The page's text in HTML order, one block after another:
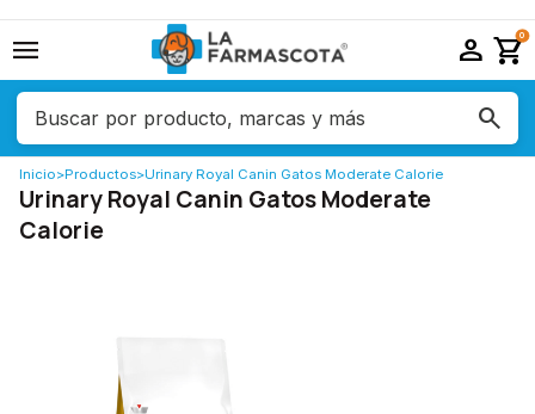
menu person shopping_cart
0
Inicio>Productos>Urinary Royal Canin Gatos Moderate Calorie
Urinary Royal Canin Gatos Moderate
Calorie